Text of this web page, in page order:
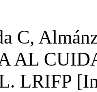
C,
AL
LRIFP